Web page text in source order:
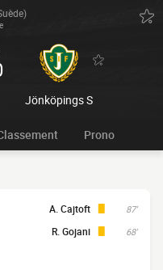
Jönköpings S
Prono
87'
A. Cajtoft
68'
R. Gojani